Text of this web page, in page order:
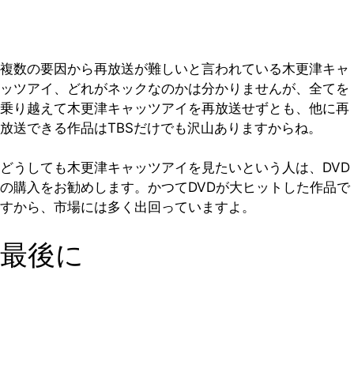
複数の要因から再放送が難しいと言われている木更津キャ
ッツアイ、どれがネックなのかは分かりませんが、全てを
乗り越えて木更津キャッツアイを再放送せずとも、他に再
放送できる作品はTBSだけでも沢山ありますからね。
どうしても木更津キャッツアイを見たいという人は、DVD
の購入をお勧めします。かつてDVDが大ヒットした作品で
すから、市場には多く出回っていますよ。
最後に